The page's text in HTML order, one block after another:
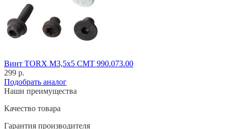
Винт TORX M3,5x5 CMT 990.073.00
299 р.
Подобрать аналог
Наши преимущества
Качество товара
Гарантия производителя